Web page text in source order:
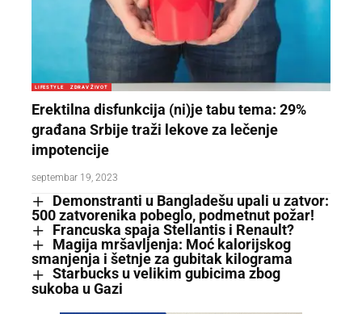
LIFESTYLE ZDRAV ŽIVOT
Erektilna disfunkcija (ni)je tabu tema: 29%
građana Srbije traži lekove za lečenje
impotencije
septembar 19, 2023
Demonstranti u Bangladešu upali u zatvor:
500 zatvorenika pobeglo, podmetnut požar!
Francuska spaja Stellantis i Renault?
Magija mršavljenja: Moć kalorijskog
smanjenja i šetnje za gubitak kilograma
Starbucks u velikim gubicima zbog
sukoba u Gazi